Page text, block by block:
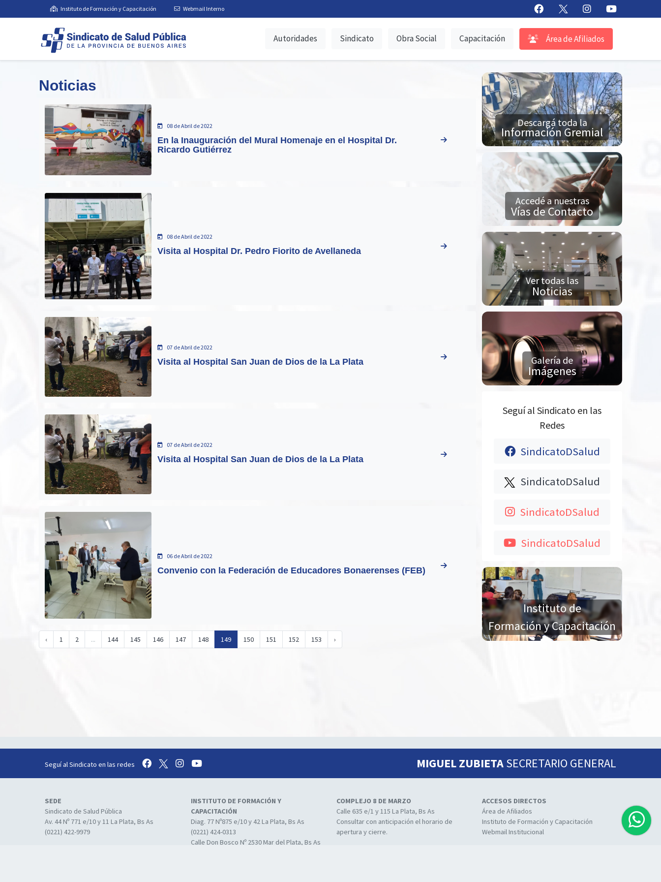
Instituto de Formación y Capacitación Webmail Interno
Autoridades Sindicato Obra Social Capacitación Área de Afiliados
Noticias
08 de Abril de 2022
En la Inauguración del Mural Homenaje en el Hospital Dr.
Ricardo Gutiérrez
08 de Abril de 2022
Visita al Hospital Dr. Pedro Fiorito de Avellaneda
07 de Abril de 2022
Visita al Hospital San Juan de Dios de la La Plata
07 de Abril de 2022
Visita al Hospital San Juan de Dios de la La Plata
06 de Abril de 2022
Convenio con la Federación de Educadores Bonaerenses (FEB)
‹ 1 2 ... 144 145 146 147 148 149 150 151 152 153 ›
Descargá toda la
Información Gremial
Accedé a nuestras
Vías de Contacto
Ver todas las
Noticias
Galería de
Imágenes
Seguí al Sindicato en las
Redes
SindicatoDSalud
SindicatoDSalud
SindicatoDSalud
SindicatoDSalud
Instituto de
Formación y Capacitación
Seguí al Sindicato en las redes MIGUEL ZUBIETASECRETARIO GENERAL
SEDE
Sindicato de Salud Pública
Av. 44 Nº 771 e/10 y 11 La Plata, Bs As
(0221) 422-9979
INSTITUTO DE FORMACIÓN Y
CAPACITACIÓN
Diag. 77 Nº875 e/10 y 42 La Plata, Bs As
(0221) 424-0313
Calle Don Bosco Nº 2530 Mar del Plata, Bs As
COMPLEJO 8 DE MARZO
Calle 635 e/1 y 115 La Plata, Bs As
Consultar con anticipación el horario de
apertura y cierre.
ACCESOS DIRECTOS
Área de Afiliados
Instituto de Formación y Capacitación
Webmail Institucional